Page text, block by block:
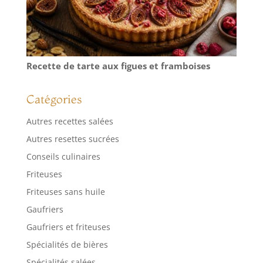
dans ces adorables
coupes à dessert
en verre. IDÉALES
POUR DE
NOMBREUSES
GOURMANDISES :
Recette de tarte aux figues et framboises
Catégories
Autres recettes salées
Autres resettes sucrées
Conseils culinaires
Friteuses
Friteuses sans huile
Gaufriers
Gaufriers et friteuses
Spécialités de bières